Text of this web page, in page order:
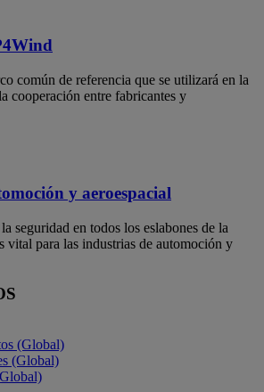
común de referencia que se utilizará en la
cooperación entre fabricantes y
y aeroespacial
seguridad en todos los eslabones de la
vital para las industrias de automoción y
(Global)
(Global)